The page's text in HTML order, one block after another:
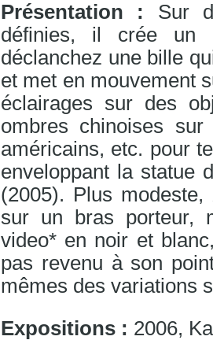
Présentation : Sur
définies, il crée un
déclanchez une bille
et met en mouvement
éclairages sur des
ombres chinoises
américains, etc. pour
enveloppant la statue
(2005). Plus modeste,
sur un bras porteur,
video* en noir et
pas revenu à son
mêmes des variations
Expositions : 2006,